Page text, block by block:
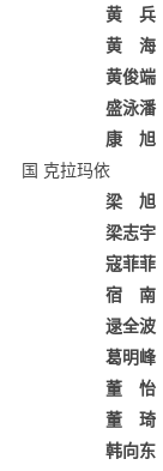
黄 兵
黄 海
黄俊端
盛泳潘
康 旭
国 克拉玛依
梁 旭
梁志宇
寇菲菲
宿 南
逯全波
葛明峰
董 怡
董 琦
韩向东